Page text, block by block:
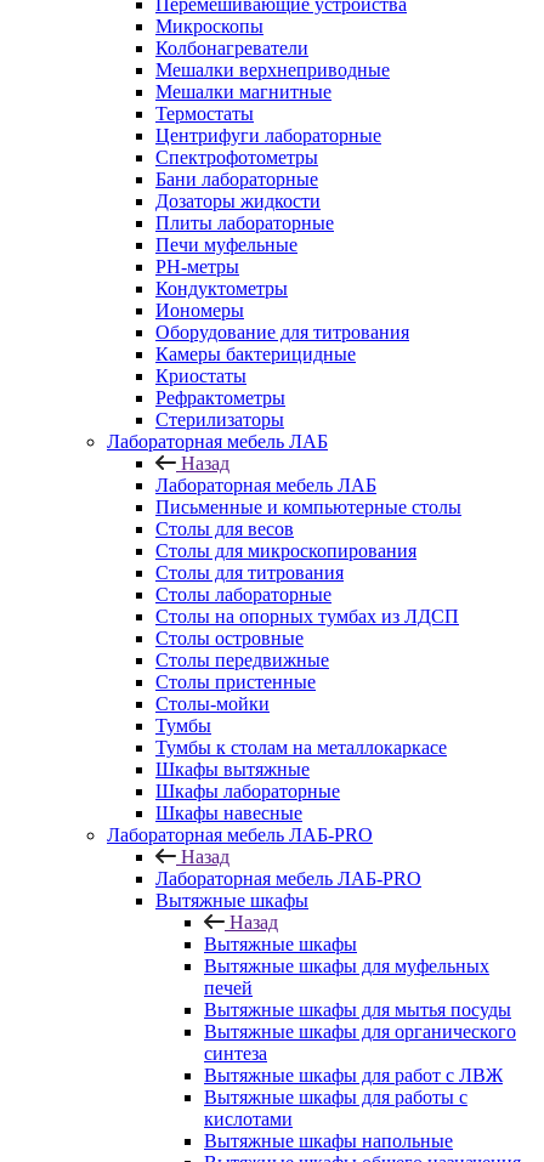
Перемешивающие устройства
Микроскопы
Колбонагреватели
Мешалки верхнеприводные
Мешалки магнитные
Термостаты
Центрифуги лабораторные
Спектрофотометры
Бани лабораторные
Дозаторы жидкости
Плиты лабораторные
Печи муфельные
РН-метры
Кондуктометры
Иономеры
Оборудование для титрования
Камеры бактерицидные
Криостаты
Рефрактометры
Стерилизаторы
Лабораторная мебель ЛАБ
Назад
Лабораторная мебель ЛАБ
Письменные и компьютерные столы
Столы для весов
Столы для микроскопирования
Столы для титрования
Столы лабораторные
Столы на опорных тумбах из ЛДСП
Столы островные
Столы передвижные
Столы пристенные
Столы-мойки
Тумбы
Тумбы к столам на металлокаркасе
Шкафы вытяжные
Шкафы лабораторные
Шкафы навесные
Лабораторная мебель ЛАБ-PRO
Назад
Лабораторная мебель ЛАБ-PRO
Вытяжные шкафы
Назад
Вытяжные шкафы
Вытяжные шкафы для муфельных
печей
Вытяжные шкафы для мытья посуды
Вытяжные шкафы для органического
синтеза
Вытяжные шкафы для работ с ЛВЖ
Вытяжные шкафы для работы с
кислотами
Вытяжные шкафы напольные